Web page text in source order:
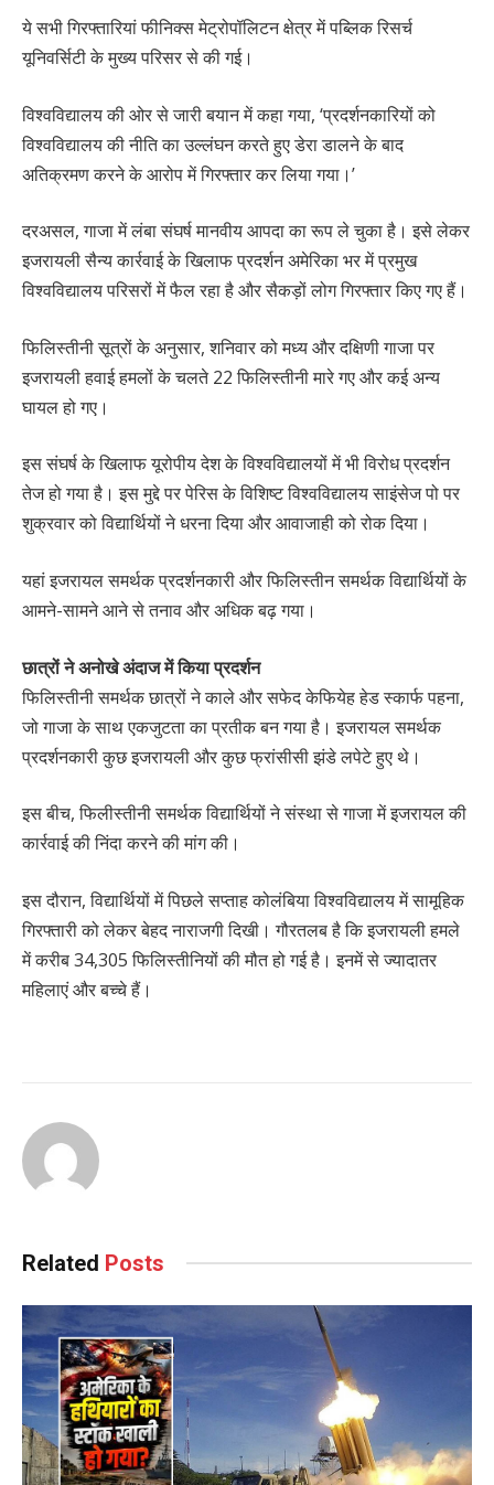
ये सभी गिरफ्तारियां फीनिक्स मेट्रोपॉलिटन क्षेत्र में पब्लिक रिसर्च
यूनिवर्सिटी के मुख्य परिसर से की गई।
विश्वविद्यालय की ओर से जारी बयान में कहा गया, ‘प्रदर्शनकारियों को
विश्वविद्यालय की नीति का उल्लंघन करते हुए डेरा डालने के बाद
अतिक्रमण करने के आरोप में गिरफ्तार कर लिया गया।’
दरअसल, गाजा में लंबा संघर्ष मानवीय आपदा का रूप ले चुका है। इसे लेकर
इजरायली सैन्य कार्रवाई के खिलाफ प्रदर्शन अमेरिका भर में प्रमुख
विश्वविद्यालय परिसरों में फैल रहा है और सैकड़ों लोग गिरफ्तार किए गए हैं।
फिलिस्तीनी सूत्रों के अनुसार, शनिवार को मध्य और दक्षिणी गाजा पर
इजरायली हवाई हमलों के चलते 22 फिलिस्तीनी मारे गए और कई अन्य
घायल हो गए।
इस संघर्ष के खिलाफ यूरोपीय देश के विश्वविद्यालयों में भी विरोध प्रदर्शन
तेज हो गया है। इस मुद्दे पर पेरिस के विशिष्ट विश्वविद्यालय साइंसेज पो पर
शुक्रवार को विद्यार्थियों ने धरना दिया और आवाजाही को रोक दिया।
यहां इजरायल समर्थक प्रदर्शनकारी और फिलिस्तीन समर्थक विद्यार्थियों के
आमने-सामने आने से तनाव और अधिक बढ़ गया।
छात्रों ने अनोखे अंदाज में किया प्रदर्शन
फिलिस्तीनी समर्थक छात्रों ने काले और सफेद केफियेह हेड स्कार्फ पहना,
जो गाजा के साथ एकजुटता का प्रतीक बन गया है। इजरायल समर्थक
प्रदर्शनकारी कुछ इजरायली और कुछ फ्रांसीसी झंडे लपेटे हुए थे।
इस बीच, फिलीस्तीनी समर्थक विद्यार्थियों ने संस्था से गाजा में इजरायल की
कार्रवाई की निंदा करने की मांग की।
इस दौरान, विद्यार्थियों में पिछले सप्ताह कोलंबिया विश्वविद्यालय में सामूहिक
गिरफ्तारी को लेकर बेहद नाराजगी दिखी। गौरतलब है कि इजरायली हमले
में करीब 34,305 फिलिस्तीनियों की मौत हो गई है। इनमें से ज्यादातर
महिलाएं और बच्चे हैं।
Related Posts